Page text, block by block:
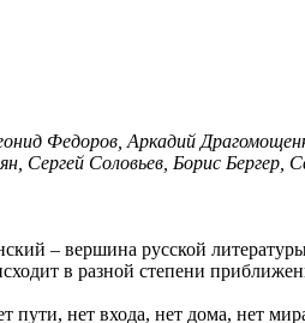
Федоров, Аркадий
Сергей Соловьев, Борис
– вершина русской
в разной степени
пути, нет входа, нет дома, нет